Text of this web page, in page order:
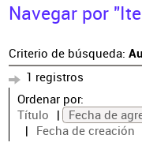
Navegar por
Criterio de búsqueda:
1 registros
Ordenar por:
Título
Fecha de
Fecha de creación